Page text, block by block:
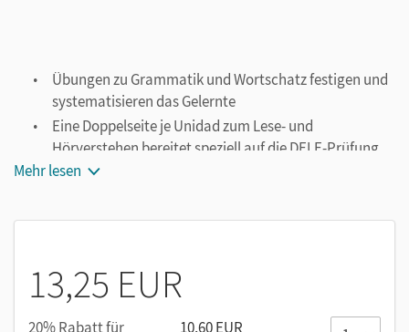
Übungen zu Grammatik und Wortschatz festigen und
systematisieren das Gelernte
Eine Doppelseite je Unidad zum Lese- und
Hörverstehen bereitet speziell auf die DELE-Prüfung
vor
Mehr lesen
13,25 EUR
20% Rabatt für
10,60 EUR